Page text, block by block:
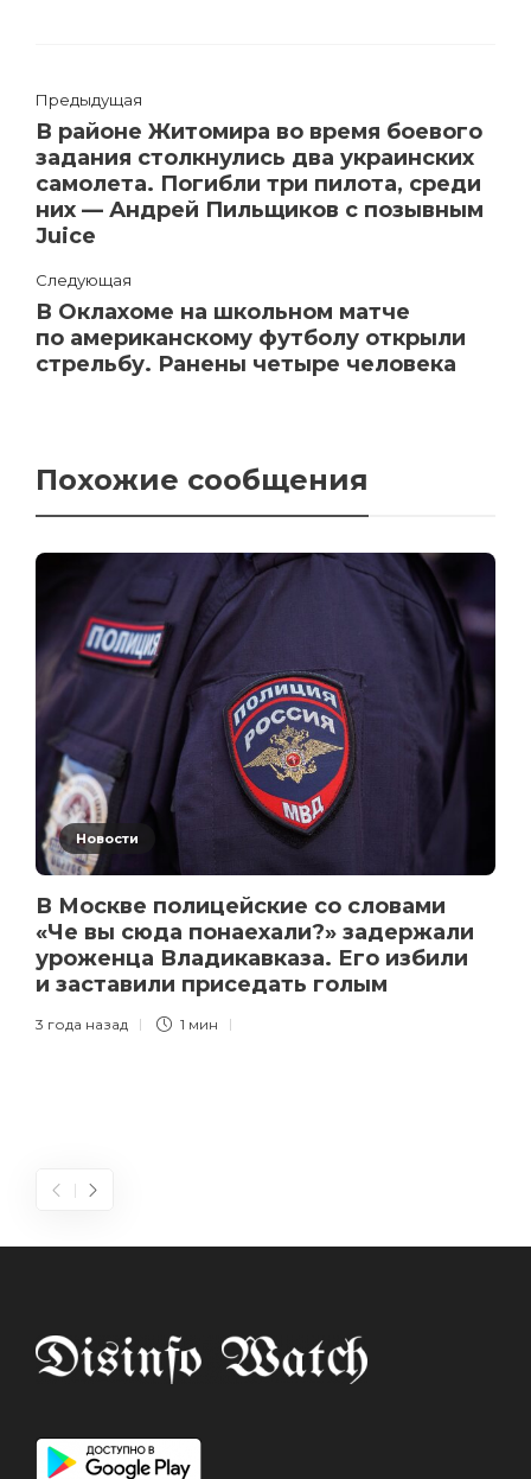
Предыдущая
В районе Житомира во время боевого
задания столкнулись два украинских
самолета. Погибли три пилота, среди
них — Андрей Пильщиков с позывным
Juice
Следующая
В Оклахоме на школьном матче
по американскому футболу открыли
стрельбу. Ранены четыре человека
Похожие сообщения
Новости
В Москве полицейские со словами
«Че вы сюда понаехали?» задержали
уроженца Владикавказа. Его избили
и заставили приседать голым
3 года назад 1 мин